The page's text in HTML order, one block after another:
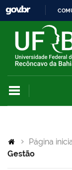
Página
Gestão